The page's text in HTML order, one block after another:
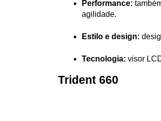
Performance:
agilidade.
Estilo e design:
Tecnologia: visor
Trident 660